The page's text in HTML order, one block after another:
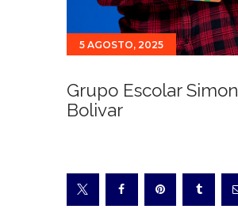
5 AGOSTO, 2025
Grupo Escolar Simon
Bolivar